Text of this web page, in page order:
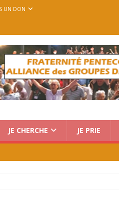
UN DON
JE CHERCHE JE PRIE
du 14 au 18